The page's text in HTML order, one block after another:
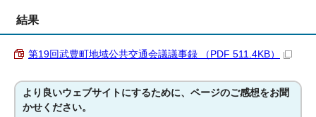
結果
第19回武豊町地域公共交通会議議事録 （PDF 511.4KB）
より良いウェブサイトにするために、ページのご感想をお聞
かせください。